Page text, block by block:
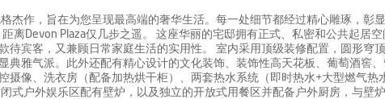
杰作，旨在为您呈现最高端的奢华生活。每一处细节都经过精心雕琢，彰
离Devon Plaza仅几步之遥。 这座华丽的宅邸拥有正式、私密和公共起居空
待宾客，又兼顾日常家庭生活的实用性。 室内采用顶级装修配置，圆形穹
典雅气派。此外还配有精心设计的文化装饰、装饰性高天花板、葡萄酒窖、
摄像、洗衣房（配备加热烘干柜）、两套热水系统（即时热水+大型燃气热
式户外娱乐区配有壁炉，以及独立的开放式用餐区并配备户外厨房，与壁